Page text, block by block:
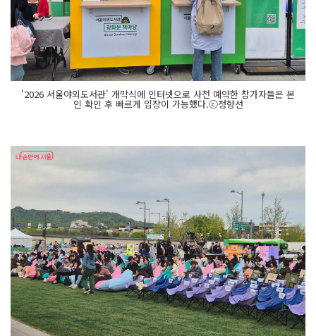
'2026 서울야외도서관' 개막식에 인터넷으로 사전 예약한 참가자들은 본
인 확인 후 빠르게 입장이 가능했다.ⓒ정향선